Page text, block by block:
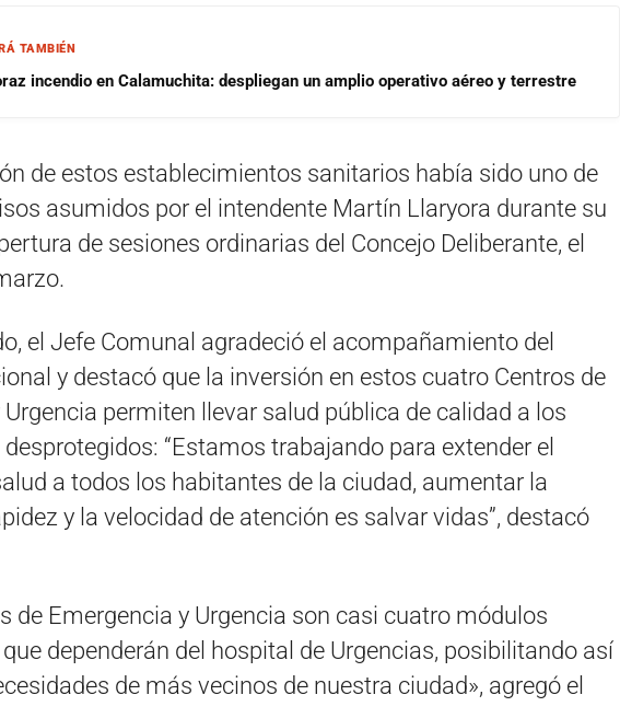
TAMBIÉN
incendio en Calamuchita: despliegan un amplio operativo aéreo y terrestre
de estos establecimientos sanitarios había sido uno de
asumidos por el intendente Martín Llaryora durante su
de sesiones ordinarias del Concejo Deliberante, el
el Jefe Comunal agradeció el acompañamiento del
y destacó que la inversión en estos cuatro Centros de
Urgencia permiten llevar salud pública de calidad a los
“Estamos trabajando para extender el
a todos los habitantes de la ciudad, aumentar la
y la velocidad de atención es salvar vidas”, destacó
de Emergencia y Urgencia son casi cuatro módulos
dependerán del hospital de Urgencias, posibilitando así
de más vecinos de nuestra ciudad», agregó el